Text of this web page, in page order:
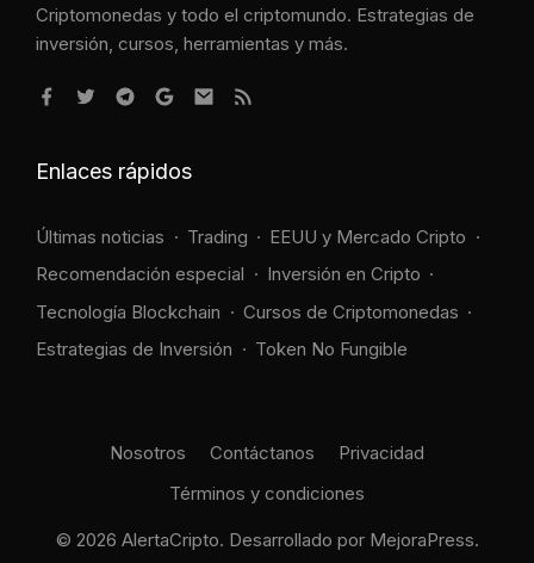
Criptomonedas y todo el criptomundo. Estrategias de
inversión, cursos, herramientas y más.
Enlaces rápidos
Últimas noticias Trading
EEUU y Mercado Cripto
Recomendación especial
Inversión en Cripto
Tecnología Blockchain
Cursos de Criptomonedas
Estrategias de Inversión
Token No Fungible
Nosotros Contáctanos
Privacidad
Términos y condiciones
© 2026 AlertaCripto. Desarrollado por MejoraPress.